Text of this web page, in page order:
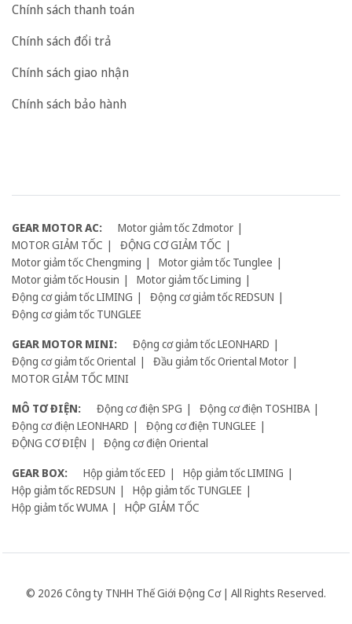
Chính sách thanh toán
Chính sách đổi trả
Chính sách giao nhận
Chính sách bảo hành
GEAR MOTOR AC:
Motor giảm tốc Zdmotor
MOTOR GIẢM TỐC
ĐỘNG CƠ GIẢM TỐC
Motor giảm tốc Chengming
Motor giảm tốc Tunglee
Motor giảm tốc Housin
Motor giảm tốc Liming
Động cơ giảm tốc LIMING
Động cơ giảm tốc REDSUN
Động cơ giảm tốc TUNGLEE
GEAR MOTOR MINI:
Động cơ giảm tốc LEONHARD
Động cơ giảm tốc Oriental
Đầu giảm tốc Oriental Motor
MOTOR GIẢM TỐC MINI
MÔ TƠ ĐIỆN:
Động cơ điện SPG
Động cơ điện TOSHIBA
Động cơ điện LEONHARD
Động cơ điện TUNGLEE
ĐỘNG CƠ ĐIỆN
Động cơ điện Oriental
GEAR BOX:
Hộp giảm tốc EED
Hộp giảm tốc LIMING
Hộp giảm tốc REDSUN
Hộp giảm tốc TUNGLEE
Hộp giảm tốc WUMA
HỘP GIẢM TỐC
© 2026 Công ty TNHH Thế Giới Động Cơ | All Rights Reserved.